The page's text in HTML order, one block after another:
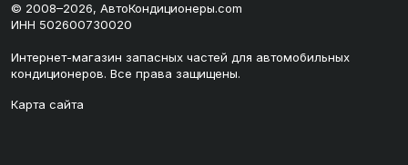
© 2008–2026, АвтоКондиционеры.com
ИНН 502600730020
Интернет-магазин запасных частей для автомобильных
кондиционеров. Все права защищены.
Карта сайта